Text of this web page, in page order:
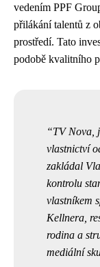
vedením PPF
přilákání talentů z
prostředí. Tato
podobě kvalitního
TV Nova,
vlastnictví
zakládal
kontrolu
vlastníkem
Kellnera,
rodina a
mediální